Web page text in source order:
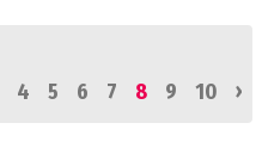
4 5 6 7 8 9 10 ›